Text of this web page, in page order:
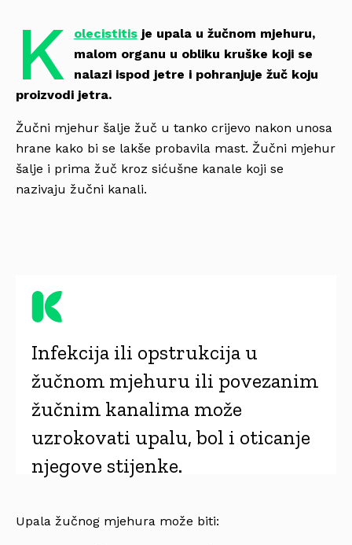
K olecistitisje upala u žučnom mjehuru,
malom organu u obliku kruške koji se
nalazi ispod jetre i pohranjuje žuč koju
proizvodi jetra.
Žučni mjehur šalje žuč u tanko crijevo nakon unosa
hrane kako bi se lakše probavila mast. Žučni mjehur
šalje i prima žuč kroz sićušne kanale koji se
nazivaju žučni kanali.
Infekcija ili opstrukcija u
žučnom mjehuru ili povezanim
žučnim kanalima može
uzrokovati upalu, bol i oticanje
njegove stijenke.
Upala žučnog mjehura može biti: